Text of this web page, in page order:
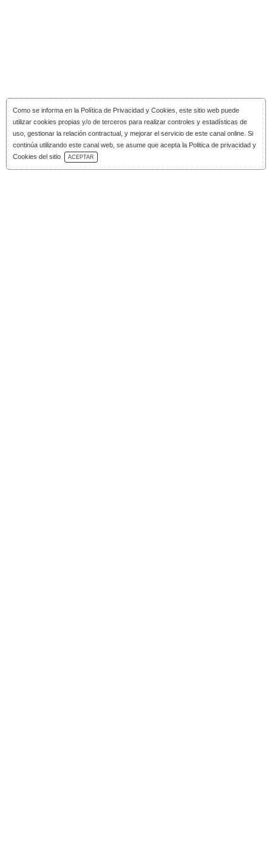
Como se informa en la Política de Privacidad y Cookies , este sitio web puede
utilizar cookies propias y/o de terceros para realizar controles y estadísticas de
uso, gestionar la relación contractual, y mejorar el servicio de este canal online. Si
continúa utilizando este canal web, se asume que acepta la Politica de privacidad y
Cookies del sitio
ACEPTAR
Télécharger le Catalogue